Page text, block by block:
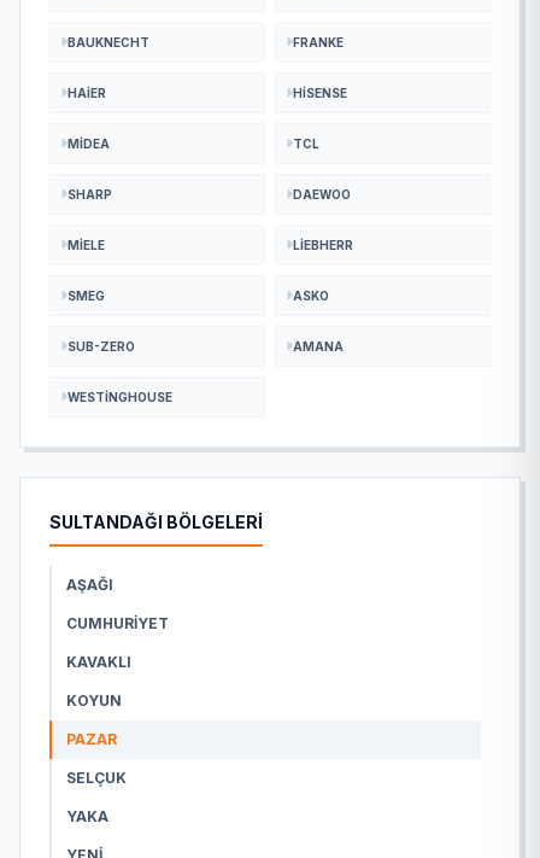
BAUKNECHT FRANKE
HAIER HISENSE
MIDEA TCL
SHARP DAEWOO
MIELE LIEBHERR
SMEG ASKO
SUB-ZERO AMANA
WESTINGHOUSE
SULTANDAĞI BÖLGELERİ
AŞAĞI
CUMHURIYET
KAVAKLI
KOYUN
PAZAR
SELÇUK
YAKA